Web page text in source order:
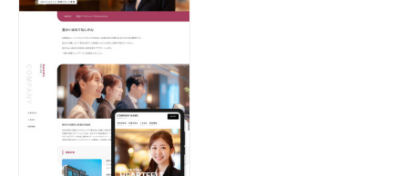
IT/WEB・SE・プログラマー・クリエイティブ (4)
医療・介護・福祉・保育 (1)
物流・運輸・ドライバー (1)
製造・工場・建築・技士・土木 (1)
飲食・宿泊・接客 (1)
営業・事務・士業・不動産・コンサル (1)